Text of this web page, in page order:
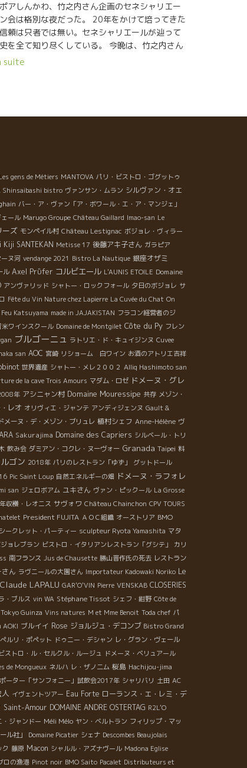
アしんかわ、竹之内さん企画のセネシャリエー
会は格別な夜だった。 20年をかけて培ってきた
頼は只者では無い。セネシャリエールが辿って
を全て知り尽くしている。 今晩は、竹之内さん
元を訪問した方々はじめ、長年のマルクのワイ
ロストバゲージ、やっと発見！昨晩深夜2時半に
届けられました。 良かった、良かった(^^)。
suite
gens de Métiers MANTOVA パリ・ビストロ・ゴグットゥ
Shinsaibashi bistro ヴァンサン・ムラン シルヴァン・オエ
バー・ア・ヴァン「ア・ボワール・エ・ア・マンジェ」
ール Marugo Groupe Château Gaillard Imao-san Le
ズ モンペイル村 Château Lestignac ボジョレ・ヴィラー
SANTEKAN Metisse 17 後藤アキ子さん ガラピア
ヌ河 vendange 2021 Bistro La Nautique 銀座オザミ
ル Axel Prϋfer コルビエール L'AUNIS ETOILE Domaine
アンヴァリッド シャトー・ロックフォール 夕日のボジョレ サ
Fête du Vin Nature chez Lapierre La Cuvée du Chat On
Feu Katsuyama made in JAJAKISTAN フラコン経営者のジ
米ワインスクール Domaine de Montgilet Côte du Py フレン
ブルゴーニュ ラトリエ・ド・キュイジンヌ Cuvee
san AOC 宮崎 リショーム 白ワイン お酒のアトリエ吉祥
世界遺産 シャトー・メレ２００２ Alliq Hashimoto san
de la cave Trois Amours マダム・ロゼ ドメーヌ・グレ
年 アシニャン村 Domaine Mouressipe 共存 メゾン・
レオ オリヴィエ・ジャンテ アンディジェンヌ Gault &
ドメーヌ・デ・メゾン・ブリュレ 植村シェフ Anne-Hélène ヴ
Sakurajima Domaine des Capriers シルベール・トリ
飲み会 ダミアン・コクレ・ヌーヴォー Granada Taipei 料
ゴン 2018年 パリのレストラン「ゆず」 グットドール
Pic Saint Loup 自然エネルギーの畑 ドメーヌ・ラフォレ
san ジェロボアム ユキさん ヴァン・ピックール La Grosse
収穫・レオニス サヴォワ Château Chainchon CPV TOURS
President FUJITA ＡＯＣ組織 オーストリア BMO
シークレット・パーティー sculpteur Ryota Yamashita マタ
ョレブラン ビストロ・イタリアンレストラン「グシテ」
カリ
南フランス Jus de Chausette 勝山晋作氏の死去 レストラン
さん ラヴニールの大園さん Importateur Kadowaki Noriko Le
LAPALU GAR'O'VIN Pierre VENSKAB CLOSERIES
・ブルス vin WA Stéphane Tissot シェフ・紺野 Côte de
Tokyo Guinza Vins natures M et Mme Benoit Toda chef パ
AOKI ブルイイ Rose ジョルジュ・デコンブ Bistro Grand
ルリ・ポペット ドゥニー・デシャン レ・グラン・ヴェール
ビストロ・ル・セルクル・ルージュ ドメーヌ・ベリュアール
de Mongueux ネルハ レ・ザノ二ム 桜島 Hachijou-jima
ーター「サンフォニー」試飲会2017年 シャリバリ 土田 AC
イヴェントツアー Eau Forte ローランス・エ・レミ・デ
Saint-Amour DOMAINE ANDRE OSTERTAG R2L'O
・ジャンドー Méli Mélo ヤン・ベルトラン フィリップ・マッ
ル社」 Domaine Picatier シェナ Descombes Beaujolais
藤原 Macon シャルル・アズナヴール Madona Eglise
ロの漁港 Pinot noir BMO Saito Pacalet Distributeurs et